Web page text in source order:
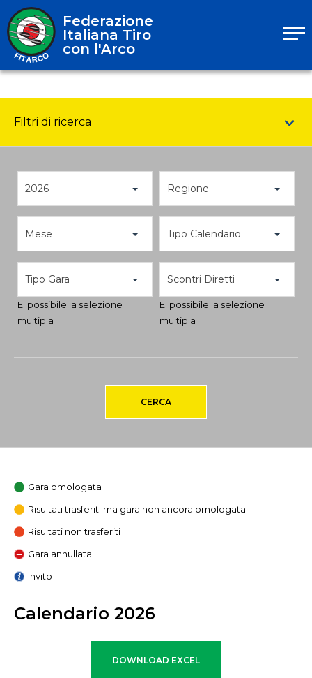
Federazione
Italiana Tiro
con l'Arco
Filtri di ricerca
2026 Regione
Mese Tipo Calendario
Tipo Gara
E' possibile la selezione
multipla
Scontri Diretti
E' possibile la selezione
multipla
CERCA
Gara omologata
Risultati trasferiti ma gara non ancora omologata
Risultati non trasferiti
Gara annullata
Invito
Calendario 2026